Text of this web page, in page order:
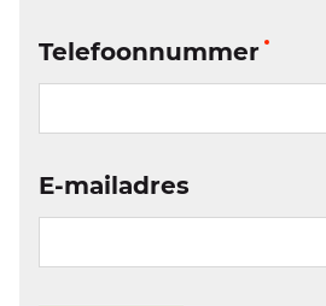
Telefoonnummer
E-mailadres